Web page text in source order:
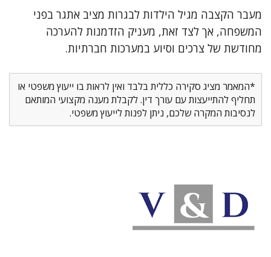
מעבר הקצבה מגיל הילדות לבגרות מציב אתגר בפני
המשפחה, אך לצד זאת, מעניק הזדמנות להערכה
מחודשת של צרכים וסיוע במערכות חברתיות.
*המאמר מציג סקירה כללית בלבד ואין לראות בו ייעוץ משפטי או
תחליף להתייעצות עם עורך דין. לקבלת מענה מקצועי המותאם
לנסיבות המקרה שלכם, ניתן לפנות לייעוץ משפטי.